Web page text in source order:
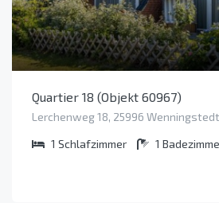
Quartier 18 (Objekt 60967)
Lerchenweg 18, 25996
1 Schlafzimmer 1